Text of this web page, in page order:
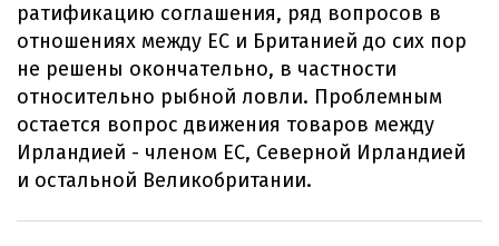
ратификацию соглашения, ряд вопросов в
отношениях между ЕС и Британией до сих пор
не решены окончательно, в частности
относительно рыбной ловли. Проблемным
остается вопрос движения товаров между
Ирландией - членом ЕС, Северной Ирландией
и остальной Великобритании.